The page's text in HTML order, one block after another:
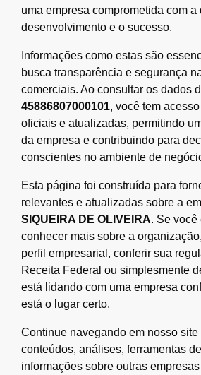
uma empresa comprometida com a
desenvolvimento e o sucesso.
Informações como estas são
busca transparência e segurança
comerciais. Ao consultar os dados
45886807000101, você tem
oficiais e atualizadas, permitindo
da empresa e contribuindo para
conscientes no ambiente de
Esta página foi construída para
relevantes e atualizadas sobre a
SIQUEIRA DE OLIVEIRA. Se você
conhecer mais sobre a
perfil empresarial, conferir sua
Receita Federal ou simplesmente
está lidando com uma empresa
está o lugar certo.
Continue navegando em nosso
conteúdos, análises, ferramentas
informações sobre outras